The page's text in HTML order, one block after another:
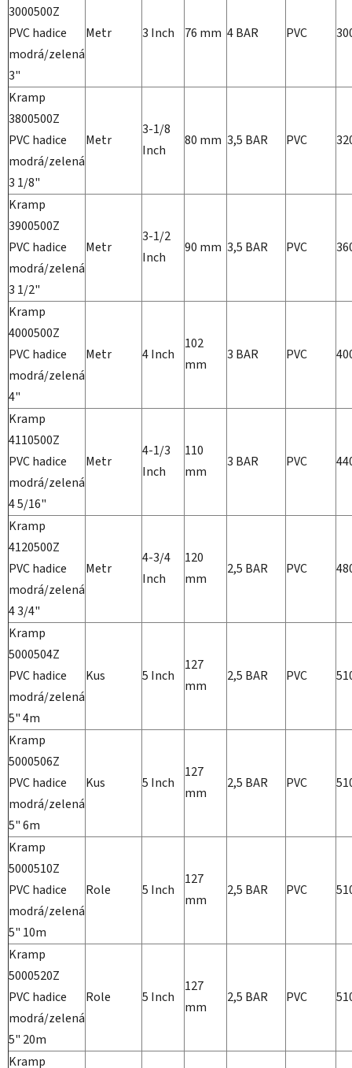
3000500Z
PVC hadice
modrá/zelená
3"
Metr 3 Inch 76 mm 4 BAR PVC
Kramp
3800500Z
PVC hadice
modrá/zelená
3 1/8"
Metr
3-1/8
Inch
80 mm 3,5 BAR PVC
Kramp
3900500Z
PVC hadice
modrá/zelená
3 1/2"
Metr
3-1/2
Inch
90 mm 3,5 BAR PVC
Kramp
4000500Z
PVC hadice
modrá/zelená
4"
Metr 4 Inch
102
mm
3 BAR PVC
Kramp
4110500Z
PVC hadice
modrá/zelená
4 5/16"
Metr
4-1/3
Inch
110
mm
3 BAR PVC
Kramp
4120500Z
PVC hadice
modrá/zelená
4 3/4"
Metr
4-3/4
Inch
120
mm
2,5 BAR PVC
Kramp
5000504Z
PVC hadice
modrá/zelená
5" 4m
Kus 5 Inch
127
mm
2,5 BAR PVC
Kramp
5000506Z
PVC hadice
modrá/zelená
5" 6m
Kus 5 Inch
127
mm
2,5 BAR PVC
Kramp
5000510Z
PVC hadice
modrá/zelená
5" 10m
Role 5 Inch
127
mm
2,5 BAR PVC
Kramp
5000520Z
PVC hadice
modrá/zelená
5" 20m
Role 5 Inch
127
mm
2,5 BAR PVC
Kramp